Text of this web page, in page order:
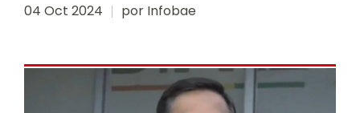
04 Oct 2024 por Infobae